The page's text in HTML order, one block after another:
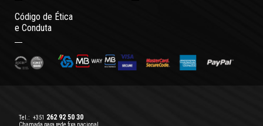
Código de Ética
e Conduta
Tel.: +351 262 92 50 30
Chamada para rede fixa nacional